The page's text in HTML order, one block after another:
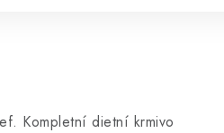
Kompletní dietní krmivo